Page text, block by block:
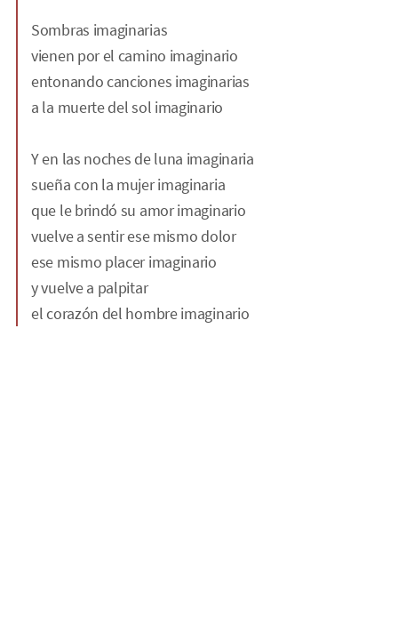
Sombras imaginarias
vienen por el camino imaginario
entonando canciones imaginarias
a la muerte del sol imaginario
Y en las noches de luna imaginaria
sueña con la mujer imaginaria
que le brindó su amor imaginario
vuelve a sentir ese mismo dolor
ese mismo placer imaginario
y vuelve a palpitar
el corazón del hombre imaginario